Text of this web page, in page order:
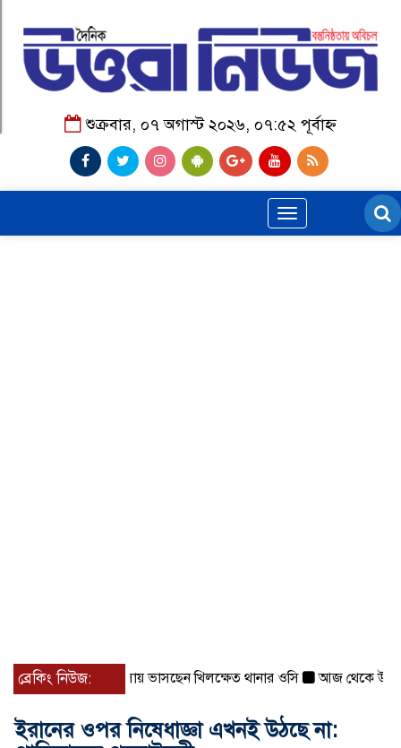
শুক্রবার, ০৭ অগাস্ট ২০২৬, ০৭:৫২ পূর্বাহ্ন
Toggle
navigation
ব্রেকিং নিউজ:
ফিরিয়ে প্রশংসায় ভাসছেন খিলক্ষেত থানার ওসি আজ থেকে উন্মুক্ত
ইরানের ওপর নিষেধাজ্ঞা এখনই উঠছে না: